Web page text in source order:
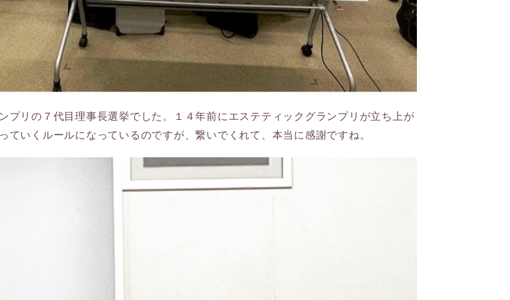
プリの７代目理事長選挙でした。１４年前にエステティックグランプリが立ち上が
ていくルールになっているのですが、繋いでくれて、本当に感謝ですね。